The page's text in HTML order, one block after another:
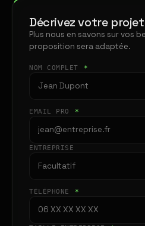
Décrivez votre
Plus nous en savons sur vos
proposition sera adaptée.
NOM COMPLET *
EMAIL PRO *
ENTREPRISE
TÉLÉPHONE *